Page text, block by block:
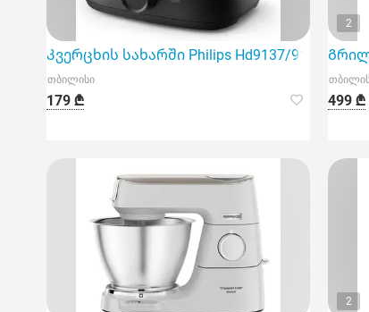
Კვერცხის სახარში Philips Hd9137/91
თბილისი
179 ₾
2
499 ₾
2